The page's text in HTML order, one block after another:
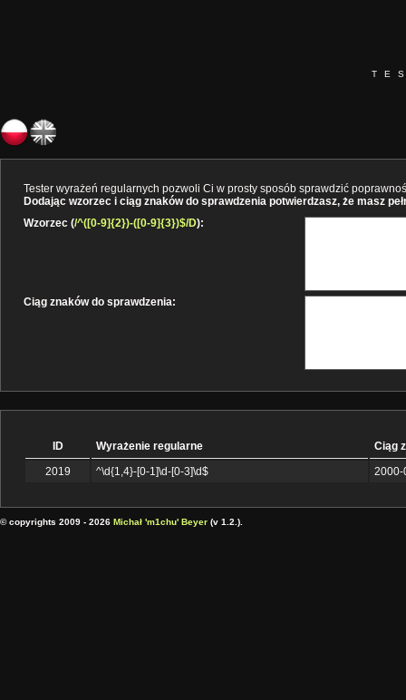
Tester wyrażeń regularnych pozwoli Ci w prosty sposób sprawdzić
Dodając wzorzec i ciąg znaków do sprawdzenia potwierdzasz, że masz
Wzorzec (/^([0-9]{2})-([0-9]{3})$/D):
Ciąg znaków do sprawdzenia:
ID Wyrażenie regularne
Ciąg
2019
^\d{1,4}-[0-1]\d-[0-3]\d$ 2000-
© copyrights 2009 - 2026 Michał 'm1chu' Beyer (v 1.2.).